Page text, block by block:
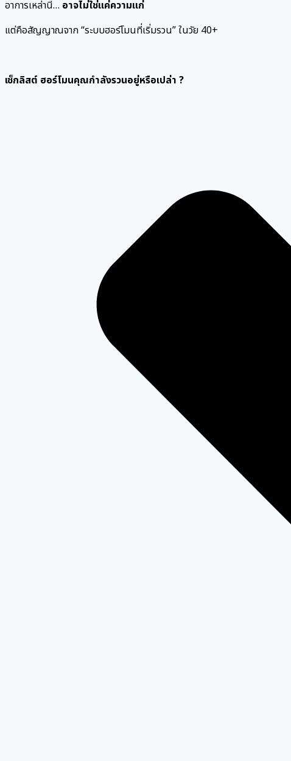
อาการเหล่านี้… อาจไม่ใช่แค่ความแก่
แต่คือสัญญาณจาก “ระบบฮอร์โมนที่เริ่มรวน” ในวัย 40+
เช็กลิสต์ ฮอร์โมนคุณกำลังรวนอยู่หรือเปล่า ?